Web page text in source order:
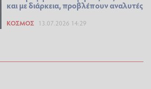
και με διάρκεια, προβλέπουν αναλυτές
ΚΌΣΜΟΣ 13.07.2026 14:29